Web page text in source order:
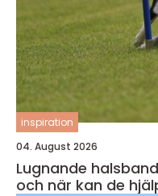
inspiration
04. August 2026
Lugnande halsband för hund
och när kan de